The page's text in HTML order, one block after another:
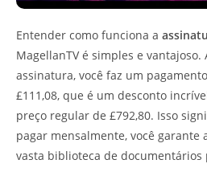
Entender como funciona a
MagellanTV é simples e vantajoso.
assinatura, você faz um
£111,08, que é um desconto
preço regular de £792,80. Isso
pagar mensalmente, você garante
vasta biblioteca de documentários